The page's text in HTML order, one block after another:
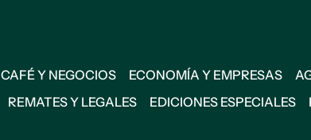
CAFÉ Y NEGOCIOS ECONOMÍA Y EMPRESAS
REMATES Y LEGALES EDICIONES ESPECIALES